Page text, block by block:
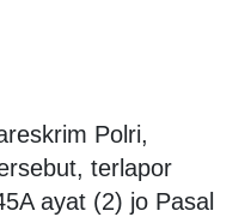
Polri,
terlapor
ayat (2) jo Pasal